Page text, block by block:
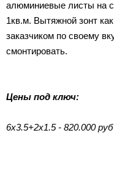
алюминиевые листы на
1кв.м. Вытяжной зонт
заказчиком по своему
смонтировать.
Цены под ключ:
6х3.5+2х1.5 - 820.000 руб